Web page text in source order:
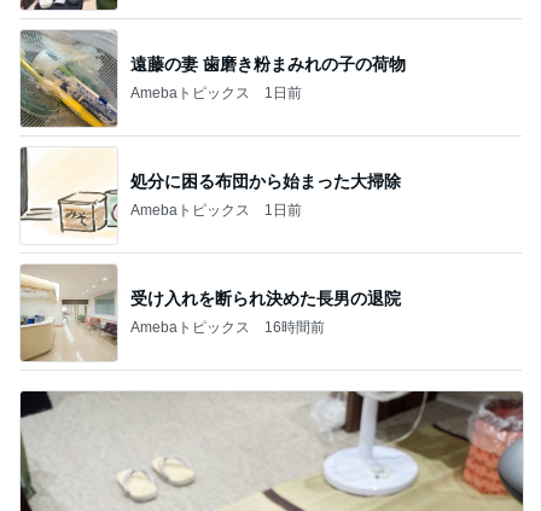
遠藤の妻 歯磨き粉まみれの子の荷物
Amebaトピックス 1日前
処分に困る布団から始まった大掃除
Amebaトピックス 1日前
受け入れを断られ決めた長男の退院
Amebaトピックス 16時間前